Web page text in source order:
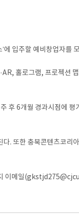
에 입주할 예비창업자를
홀로그램, 프로젝션
후 6개월 경과시점에 평
. 또한 충북콘텐츠코리
이메일